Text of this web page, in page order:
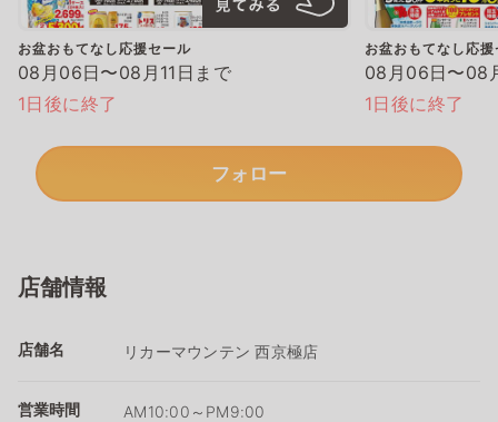
お盆おもてなし応援セール
08月06日〜08月11日まで
1日後に終了
お盆おもてなし応
08月06日〜08
1日後に終了
フォロー
店舗情報
店舗名 リカーマウンテン 西京極店
営業時間
AM10:00～PM9:00